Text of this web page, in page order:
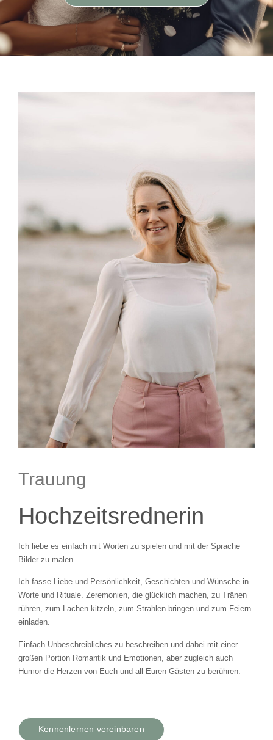
Trauung
Hochzeitsrednerin
Ich liebe es einfach mit Worten zu spielen und mit der Sprache
Bilder zu malen.
Ich fasse Liebe und Persönlichkeit, Geschichten und Wünsche in
Worte und Rituale. Zeremonien, die glücklich machen, zu Tränen
rühren, zum Lachen kitzeln, zum Strahlen bringen und zum Feiern
einladen.
Einfach Unbeschreibliches zu beschreiben und dabei mit einer
großen Portion Romantik und Emotionen, aber zugleich auch
Humor die Herzen von Euch und all Euren Gästen zu berühren.
Kennenlernen vereinbaren